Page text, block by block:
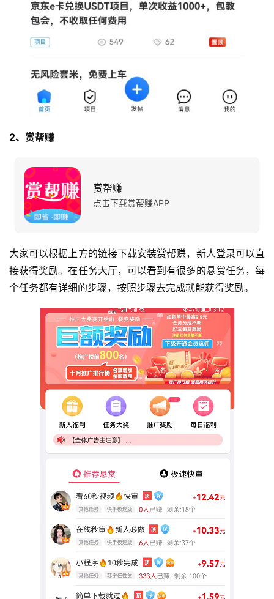
产
品
2、赏帮赚
赏帮赚
点击下载赏帮赚APP
大家可以根据上方的链接下载安装赏帮赚，新人登录可以直
接获得奖励。在任务大厅，可以看到有很多的悬赏任务，每
个任务都有详细的步骤，按照步骤去完成就能获得奖励。